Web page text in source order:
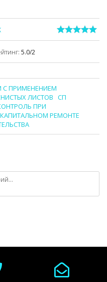
: 5.0/2
С ПРИМЕНЕНИЕМ
ЛИСТОВ СП
ПРИ
РЕМОНТЕ